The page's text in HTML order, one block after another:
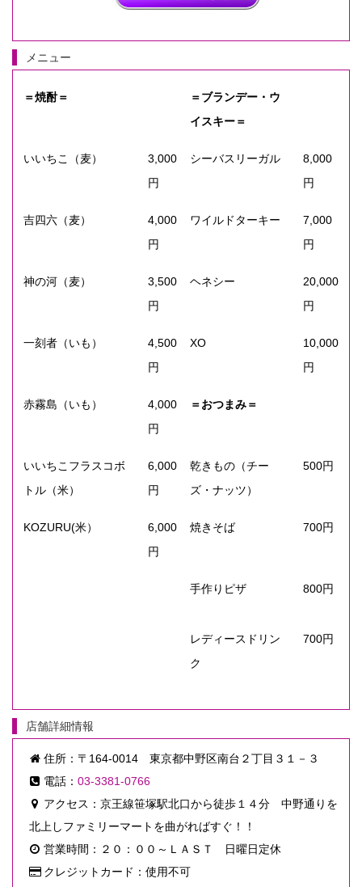
メニュー
＝焼酎＝
＝ブランデー・ウ
イスキー＝
いいちこ（麦）
3,000
円
シーバスリーガル
8,000
円
吉四六（麦）
4,000
円
ワイルドターキー
7,000
円
神の河（麦）
3,500
円
ヘネシー
20,000
円
一刻者（いも）
4,500
円
XO
10,000
円
赤霧島（いも）
4,000
円
＝おつまみ＝
いいちこフラスコボ
トル（米）
6,000
円
乾きもの（チー
ズ・ナッツ）
500円
KOZURU(米）
6,000
円
焼きそば 700円
手作りピザ 800円
レディースドリン
ク
700円
店舗詳細情報
住所：〒164-0014 東京都中野区南台２丁目３１－３
電話： 03-3381-0766
アクセス：京王線笹塚駅北口から徒歩１４分 中野通りを
北上しファミリーマートを曲がればすぐ！！
営業時間：２０：００～ＬＡＳＴ 日曜日定休
クレジットカード：使用不可